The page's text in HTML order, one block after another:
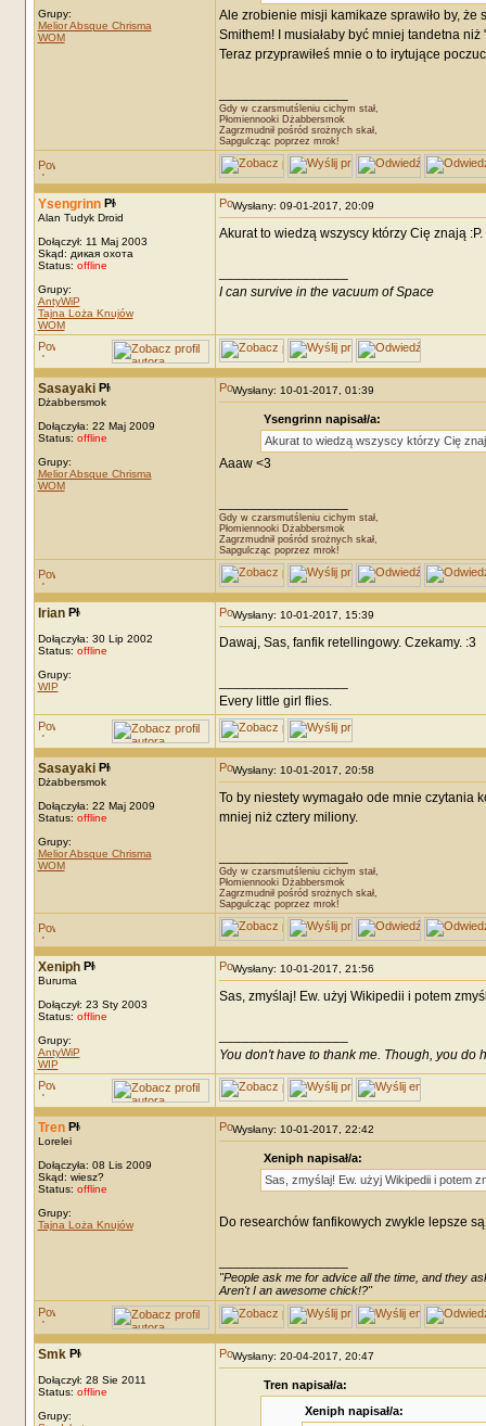
Grupy:
Melior Absque Chrisma
WOM
Ale zrobienie misji kamikaze sprawiło by,
Smithem! I musiałaby być mniej tandetna
Teraz przyprawiłeś mnie o to irytujące
Gdy w czarsmutśleniu cichym stał,
Płomiennooki Dżabbersmok
Zagrzmudnił pośród srożnych skał,
Sapgulcząc poprzez mrok!
Ysengrinn
Alan Tudyk Droid
Dołączył: 11 Maj 2003
Skąd: дикая охота
Status: offline
Grupy:
AntyWiP
Tajna Loża Knujów
WOM
Wysłany: 09-01-2017, 20:09
Akurat to wiedzą wszyscy którzy Cię znają :P.
I can survive in the vacuum of Space
Sasayaki
Dżabbersmok
Dołączyła: 22 Maj 2009
Status: offline
Grupy:
Melior Absque Chrisma
WOM
Wysłany: 10-01-2017, 01:39
Ysengrinn napisał/a:
Akurat to wiedzą wszyscy którzy Cię
Aaaw <3
Gdy w czarsmutśleniu cichym stał,
Płomiennooki Dżabbersmok
Zagrzmudnił pośród srożnych skał,
Sapgulcząc poprzez mrok!
Irian
Dołączyła: 30 Lip 2002
Status: offline
Grupy:
WIP
Wysłany: 10-01-2017, 15:39
Dawaj, Sas, fanfik retellingowy. Czekamy. :3
Every little girl flies.
Sasayaki
Dżabbersmok
Dołączyła: 22 Maj 2009
Status: offline
Grupy:
Melior Absque Chrisma
WOM
Wysłany: 10-01-2017, 20:58
To by niestety wymagało ode mnie
mniej niż cztery miliony.
Gdy w czarsmutśleniu cichym stał,
Płomiennooki Dżabbersmok
Zagrzmudnił pośród srożnych skał,
Sapgulcząc poprzez mrok!
Xeniph
Buruma
Dołączył: 23 Sty 2003
Status: offline
Grupy:
AntyWiP
WIP
Wysłany: 10-01-2017, 21:56
Sas, zmyślaj! Ew. użyj Wikipedii i potem
You don't have to thank me. Though, you do
Tren
Lorelei
Dołączyła: 08 Lis 2009
Skąd: wiesz?
Status: offline
Grupy:
Tajna Loża Knujów
Wysłany: 10-01-2017, 22:42
Xeniph napisał/a:
Sas, zmyślaj! Ew. użyj Wikipedii i potem
Do researchów fanfikowych zwykle lepsze
"People ask me for advice all the time, and they
Aren't I an awesome chick!?"
Smk
Dołączył: 28 Sie 2011
Status: offline
Grupy:
Wysłany: 20-04-2017, 20:47
Tren napisał/a:
Xeniph napisał/a: